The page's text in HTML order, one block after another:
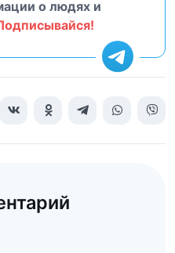
о людях и